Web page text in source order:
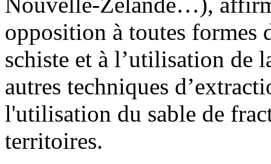
opposition à toutes formes
schiste et à l’utilisation de
autres techniques
l'utilisation du sable de
territoires.